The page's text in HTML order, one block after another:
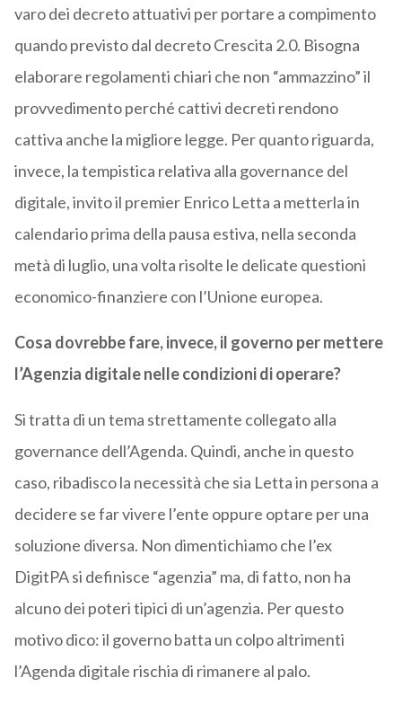
varo dei decreto attuativi per portare a compimento
quando previsto dal decreto Crescita 2.0. Bisogna
elaborare regolamenti chiari che non “ammazzino” il
provvedimento perché cattivi decreti rendono
cattiva anche la migliore legge. Per quanto riguarda,
invece, la tempistica relativa alla governance del
digitale, invito il premier Enrico Letta a metterla in
calendario prima della pausa estiva, nella seconda
metà di luglio, una volta risolte le delicate questioni
economico-finanziere con l’Unione europea.
Cosa dovrebbe fare, invece, il governo per mettere
l’Agenzia digitale nelle condizioni di operare?
Si tratta di un tema strettamente collegato alla
governance dell’Agenda. Quindi, anche in questo
caso, ribadisco la necessità che sia Letta in persona a
decidere se far vivere l’ente oppure optare per una
soluzione diversa. Non dimentichiamo che l’ex
DigitPA si definisce “agenzia” ma, di fatto, non ha
alcuno dei poteri tipici di un’agenzia. Per questo
motivo dico: il governo batta un colpo altrimenti
l’Agenda digitale rischia di rimanere al palo.